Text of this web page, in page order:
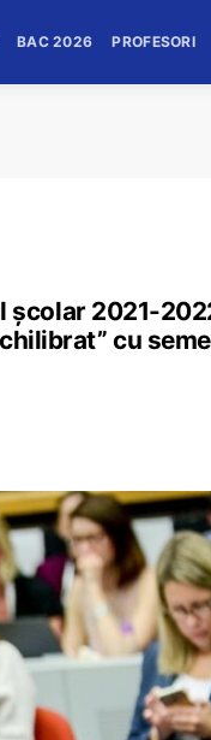
BAC 2026 PROFESORI
școlar 2021-
cu